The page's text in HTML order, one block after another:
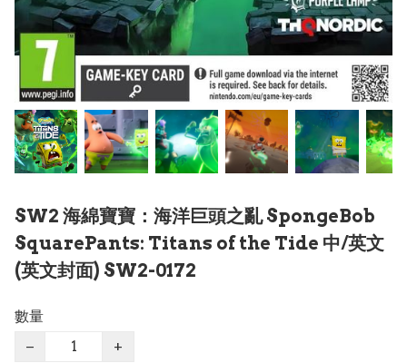
SW2 海綿寶寶：海洋巨頭之亂 SpongeBob
SquarePants: Titans of the Tide 中/英文
(英文封面) SW2-0172
數量
−
+